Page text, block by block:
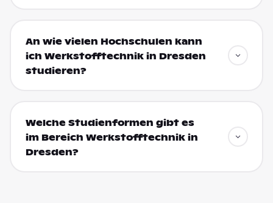
An wie vielen Hochschulen kann
ich Werkstofftechnik in Dresden
studieren?
Welche Studienformen gibt es
im Bereich Werkstofftechnik in
Dresden?